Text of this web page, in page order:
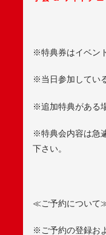
※特典券はイベン
※当日参加してい
※追加特典がある
※特典会内容は急
下さい。
≪ご予約について
※ご予約の登録お